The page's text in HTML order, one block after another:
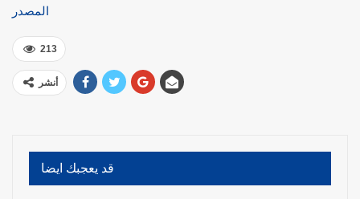
المصدر
213
أنشر
قد يعجبك ايضا